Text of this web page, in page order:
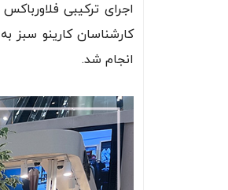
اجرای ترکیبی
کارشناسان کارینو سبز
انجام شد.